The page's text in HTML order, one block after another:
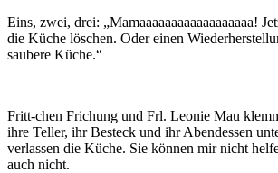
Eins, zwei, drei: „Mamaaaaaaaaaaaaaaaaaa!
die Küche löschen. Oder einen
saubere Küche.“
Fritt-chen Frichung und Frl. Leonie Mau
ihre Teller, ihr Besteck und ihr Abendessen
verlassen die Küche. Sie können mir nicht
auch nicht.